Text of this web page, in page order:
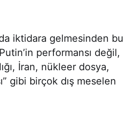
iktidara gelmesinden bu
performansı değil,
İran, nükleer dosya,
gibi birçok dış meselen